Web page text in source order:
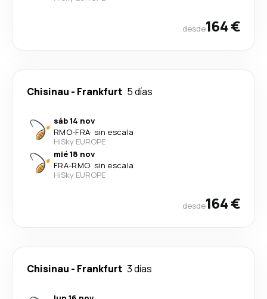
desde164 €
Chisinau - Frankfurt 5 días
sáb 14 nov
RMO-FRA· sin escala
HiSky EUROPE
mié 18 nov
FRA-RMO· sin escala
HiSky EUROPE
desde164 €
Chisinau - Frankfurt 3 días